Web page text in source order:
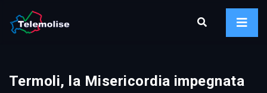
Termoli, la Misericordia impegnata